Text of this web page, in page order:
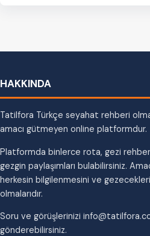
HAKKINDA
Tatilfora Türkçe seyahat rehberi
amacı gütmeyen online platformdur.
Platformda binlerce rota, gezi
gezgin paylaşımları bulabilirsiniz.
herkesin bilgilenmesini ve
olmalarıdır.
Soru ve görüşlerinizi
gönderebilirsiniz.